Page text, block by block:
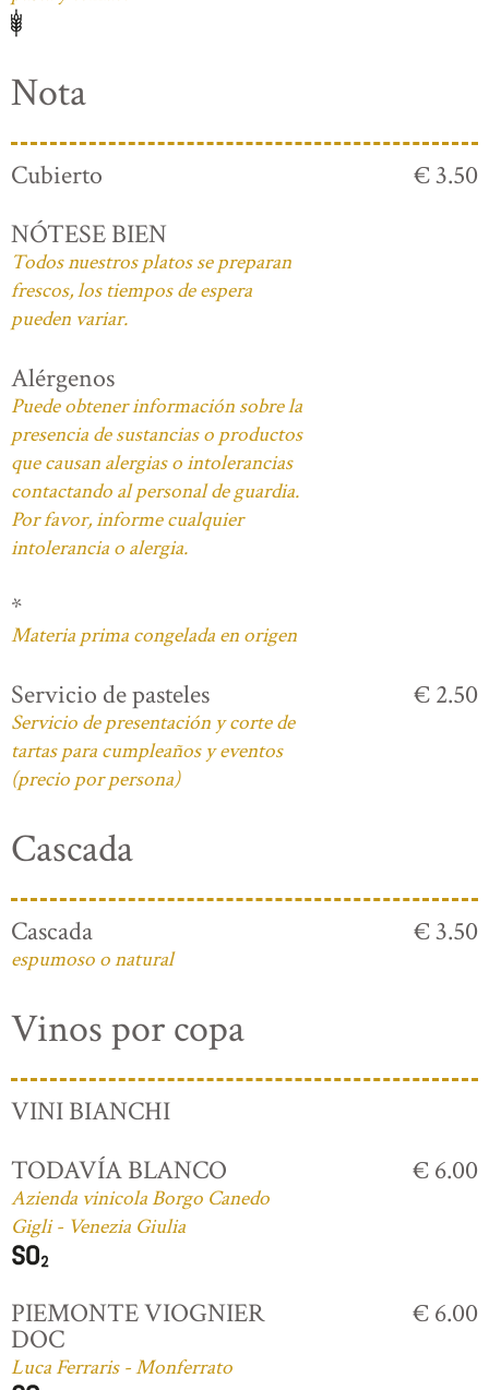
Nota
Cubierto
€ 3.50
NÓTESE BIEN
Todos nuestros platos se preparan
frescos, los tiempos de espera
pueden variar.
Alérgenos
Puede obtener información sobre la
presencia de sustancias o productos
que causan alergias o intolerancias
contactando al personal de guardia.
Por favor, informe cualquier
intolerancia o alergia.
*
Materia prima congelada en origen
Servicio de pasteles
Servicio de presentación y corte de
tartas para cumpleaños y eventos
(precio por persona)
€ 2.50
Cascada
Cascada
espumoso o natural
€ 3.50
Vinos por copa
VINI BIANCHI
TODAVÍA BLANCO
Azienda vinicola Borgo Canedo
Gigli - Venezia Giulia
€ 6.00
PIEMONTE VIOGNIER
DOC
Luca Ferraris - Monferrato
€ 6.00